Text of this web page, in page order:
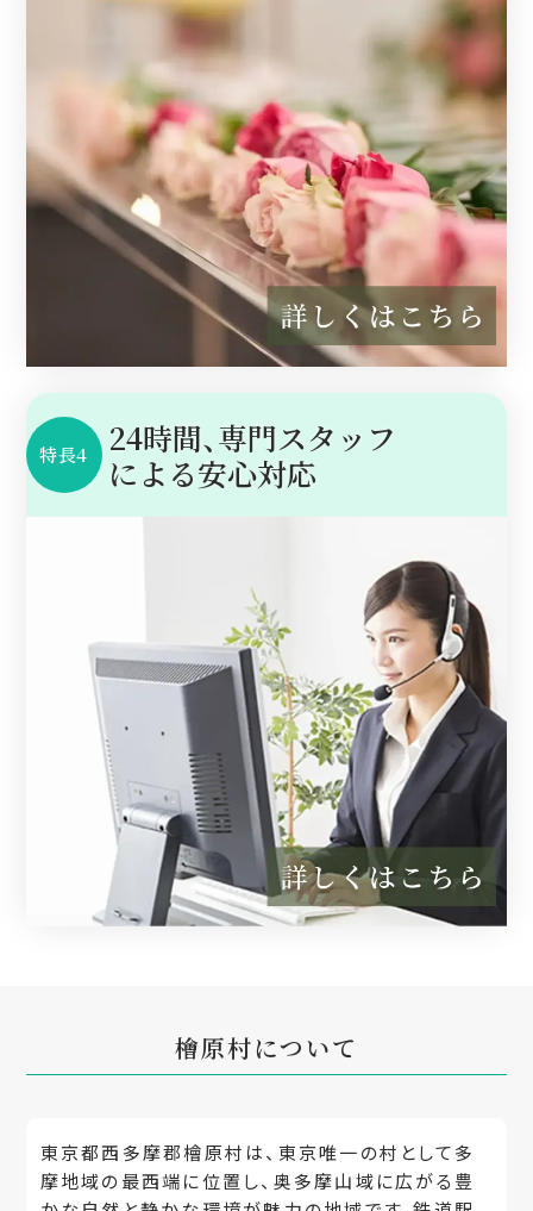
特長4
24時間、専門スタッフ
による安心対応
檜原村について
東京都西多摩郡檜原村は、東京唯一の村として多
摩地域の最西端に位置し、奥多摩山域に広がる豊